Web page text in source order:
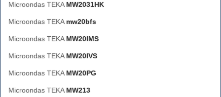
Microondas TEKA MW2031HK
Microondas TEKA mw20bfs
Microondas TEKA MW20IMS
Microondas TEKA MW20IVS
Microondas TEKA MW20PG
Microondas TEKA MW213